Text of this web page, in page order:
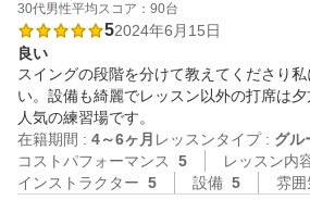
30代男性平均スコア：90台
52024年6月15日
良い
スイングの段階を分けて教えてくださり
い。設備も綺麗でレッスン以外の打席は
人気の練習場です。
在籍期間 : 4～6ヶ月 レッスンタイプ : グル
コストパフォーマンス
5 レッスン内
インストラクター 5 設備 5 雰囲